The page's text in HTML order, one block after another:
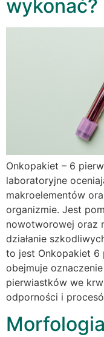
wykonać?
Onkopakiet – 6
laboratoryjne
makroelementów
organizmie. Jest
nowotworowej oraz
działanie
to jest Onkopakiet 6
obejmuje
pierwiastków we
odporności i